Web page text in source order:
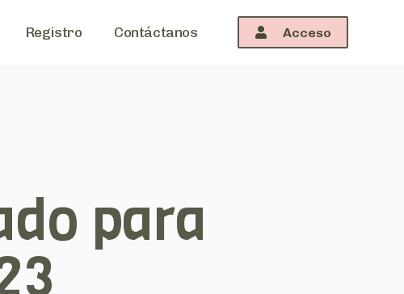
Registro Contáctanos Acceso
para